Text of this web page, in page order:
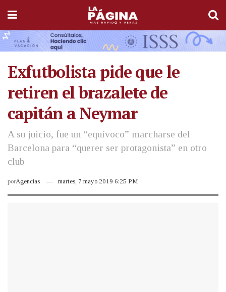
Exfutbolista pide que le
retiren el brazalete de
capitán a Neymar
A su juicio, fue un “equívoco” marcharse del
Barcelona para “querer ser protagonista” en otro
club
porAgencias martes, 7 mayo 2019 6:25 PM